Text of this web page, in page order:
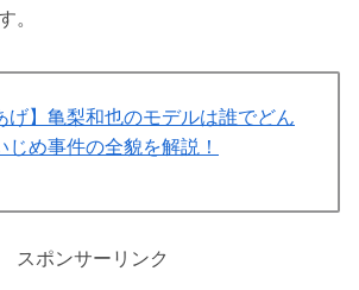
。
げ】亀梨和也のモデルは誰でどん
じめ事件の全貌を解説！
スポンサーリンク